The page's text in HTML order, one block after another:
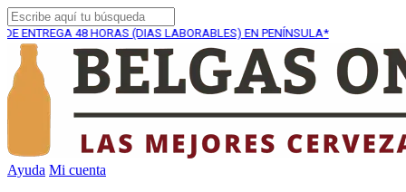
48 HORAS (DIAS LABORABLES) EN PENÍNSULA*
Ayuda Mi cuenta